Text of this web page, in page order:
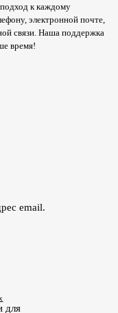
к каждому
электронной почте,
связи. Наша поддержка
время!
email.
для